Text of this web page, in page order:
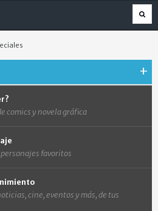
comics y novela gráfica
personajes favoritos
cine, eventos y más, de tus